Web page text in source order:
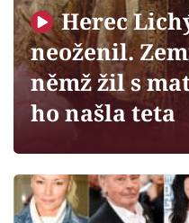
Sledujte prima+
Filmový festival
Mámy sobě
Herec
neoženil.
němž žil s
ho našla teta